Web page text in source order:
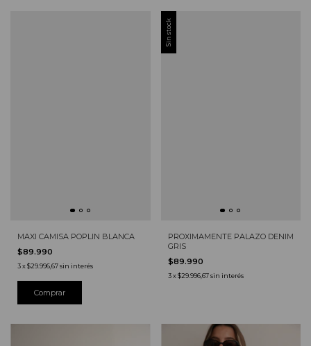
MAXI CAMISA POPLIN BLANCA
$89.990
3x$29.996,67sin interés
Sin stock
PROXIMAMENTE PALAZO DENIM
GRIS
$89.990
3 x$29.996,67 sin interés